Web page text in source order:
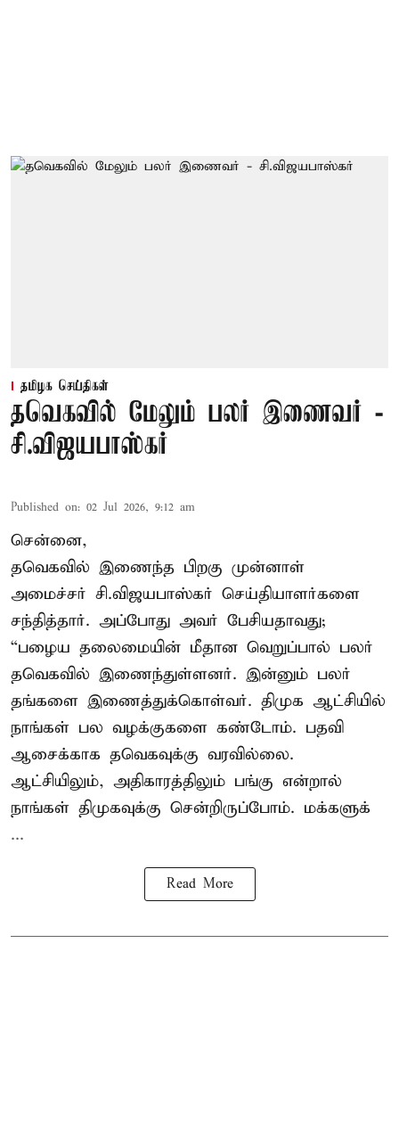
தமிழக செய்திகள்
தவெகவில் மேலும் பலர் இணைவர் -
சி.விஜயபாஸ்கர்
Published on: 02 Jul 2026, 9:12 am
சென்னை,
தவெகவில் இணைந்த பிறகு முன்னாள்
அமைச்சர் சி.விஜயபாஸ்கர் செய்தியாளர்களை
சந்தித்தார். அப்போது அவர் பேசியதாவது;
“பழைய தலைமையின் மீதான வெறுப்பால் பலர்
தவெகவில் இணைந்துள்ளனர். இன்னும் பலர்
தங்களை இணைத்துக்கொள்வர். திமுக ஆட்சியில்
நாங்கள் பல வழக்குகளை கண்டோம். பதவி
ஆசைக்காக தவெகவுக்கு வரவில்லை.
ஆட்சியிலும், அதிகாரத்திலும் பங்கு என்றால்
நாங்கள் திமுகவுக்கு சென்றிருப்போம். மக்களுக்
...
Read More